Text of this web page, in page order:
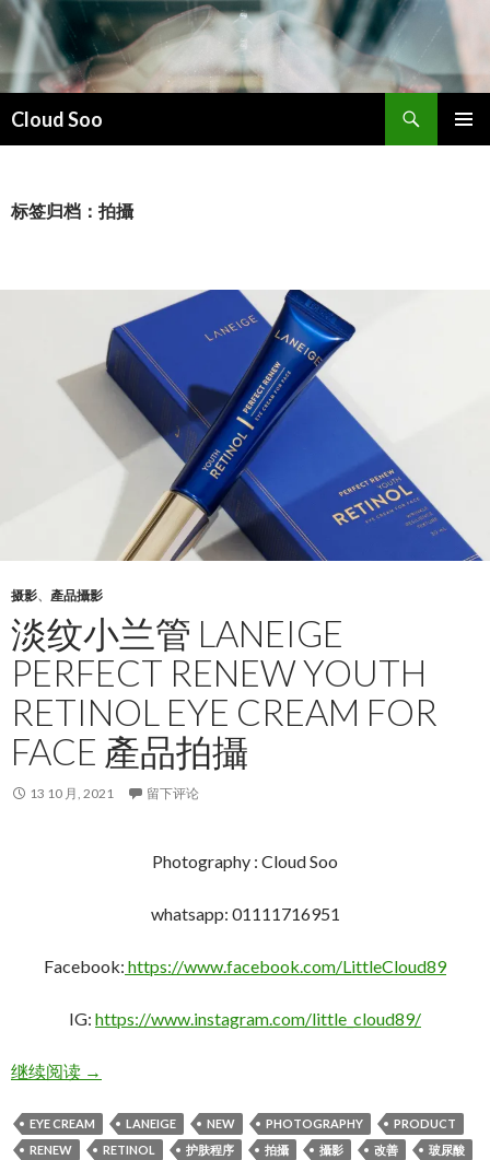
Cloud Soo
索
文
标签归档：拍攝
摄影、 產品攝影
淡纹小兰管 LANEIGE
PERFECT RENEW YOUTH
RETINOL EYE CREAM FOR
FACE 產品拍攝
13 10 月, 2021 留下评论
Photography : Cloud Soo
whatsapp: 01111716951
Facebook: https://www.facebook.com/LittleCloud89
IG: https://www.instagram.com/little_cloud89/
继续阅读淡纹小兰管 Laneige Perfect Renew Youth Retinol Eye
→
EYE CREAM LANEIGE NEW PHOTOGRAPHY
PRODUCT
RENEW
RETINOL 护肤程序 拍攝 攝影 改善
玻尿酸